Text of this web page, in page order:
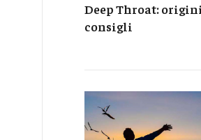
Deep Throat:
consigli